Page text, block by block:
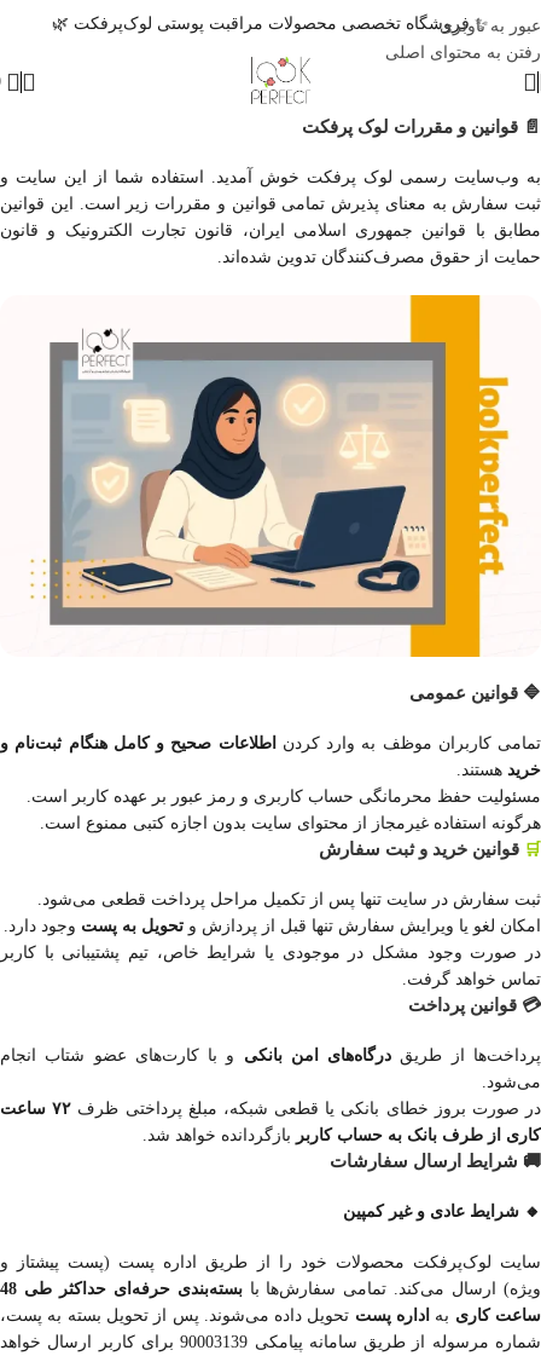
عبور به ناوبری
رفتن به محتوای اصلی
✨ فروشگاه تخصصی محصولات مراقبت پوستی لوک‌پرفکت 🌿
📄 قوانین و مقررات لوک پرفکت
به وب‌سایت رسمی لوک پرفکت خوش آمدید. استفاده شما از این سایت و
ثبت سفارش به معنای پذیرش تمامی قوانین و مقررات زیر است. این قوانین
مطابق با قوانین جمهوری اسلامی ایران، قانون تجارت الکترونیک و قانون
حمایت از حقوق مصرف‌کنندگان تدوین شده‌اند.
🔷 قوانین عمومی
تمامی کاربران موظف به وارد کردن اطلاعات صحیح و کامل هنگام ثبت‌نام و
خرید هستند.
مسئولیت حفظ محرمانگی حساب کاربری و رمز عبور بر عهده کاربر است.
هرگونه استفاده غیرمجاز از محتوای سایت بدون اجازه کتبی ممنوع است.
🛒 قوانین خرید و ثبت سفارش
ثبت سفارش در سایت تنها پس از تکمیل مراحل پرداخت قطعی می‌شود.
امکان لغو یا ویرایش سفارش تنها قبل از پردازش و تحویل به پست وجود دارد.
در صورت وجود مشکل در موجودی یا شرایط خاص، تیم پشتیبانی با کاربر
تماس خواهد گرفت.
💳 قوانین پرداخت
پرداخت‌ها از طریق درگاه‌های امن بانکی و با کارت‌های عضو شتاب انجام
می‌شود.
در صورت بروز خطای بانکی یا قطعی شبکه، مبلغ پرداختی ظرف
۷۲ ساعت
کاری از طرف بانک به حساب کاربر بازگردانده خواهد شد.
🚚 شرایط ارسال سفارشات
🔸 شرایط عادی و غیر کمپین
سایت لوک‌پرفکت محصولات خود را از طریق اداره پست (پست پیشتاز و
ویژه) ارسال می‌کند. تمامی سفارش‌ها با
بسته‌بندی حرفه‌ای حداکثر طی 48
ساعت کاری به اداره پست تحویل داده می‌شوند. پس از تحویل بسته به پست،
شماره مرسوله از طریق سامانه پیامکی 90003139 برای کاربر ارسال خواهد